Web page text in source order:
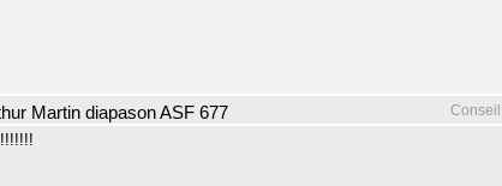
Martin diapason ASF 677